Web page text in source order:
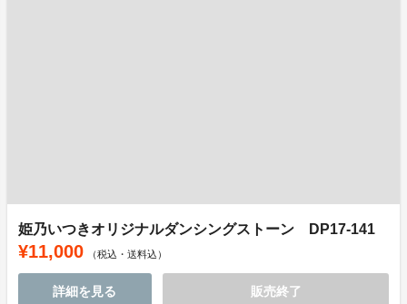
姫乃いつきオリジナルダンシングストーン DP17-141
¥11,000 （税込・送料込）
詳細を見る 販売終了